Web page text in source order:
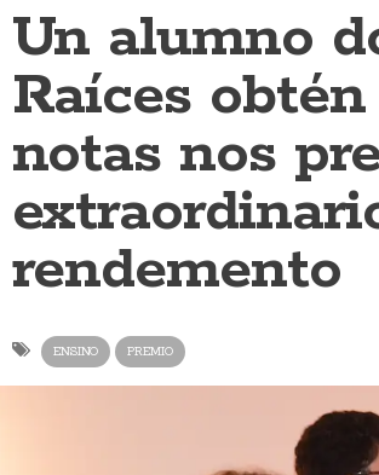
Un alumno
Raíces
notas nos
rendemento
ENSINO PREMIO